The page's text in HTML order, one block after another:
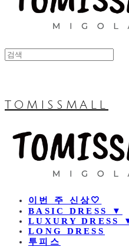
TOMISSMALL
이번 주 신상🤍
BASIC DRESS ▼
LUXURY DRESS
LONG DRESS
투피스